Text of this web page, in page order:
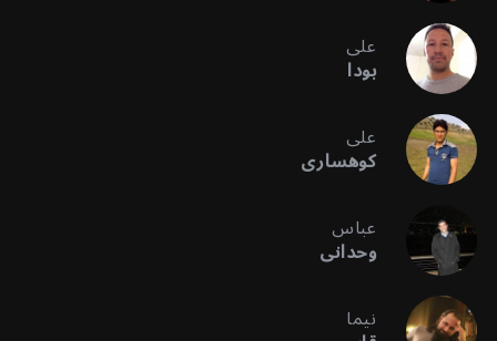
علی
بودا
علی
کوهساری
عباس
وحدانی
نیما